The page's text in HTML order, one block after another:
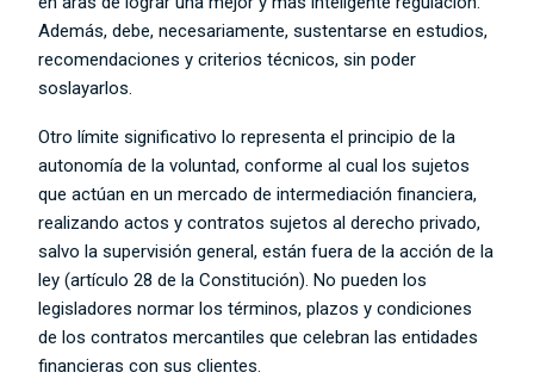
Además, debe, necesariamente, sustentarse en estudios,
recomendaciones y criterios técnicos, sin poder
soslayarlos.
Otro límite significativo lo representa el principio de la
autonomía de la voluntad, conforme al cual los sujetos
que actúan en un mercado de intermediación financiera,
realizando actos y contratos sujetos al derecho privado,
salvo la supervisión general, están fuera de la acción de la
ley (artículo 28 de la Constitución). No pueden los
legisladores normar los términos, plazos y condiciones
de los contratos mercantiles que celebran las entidades
financieras con sus clientes.